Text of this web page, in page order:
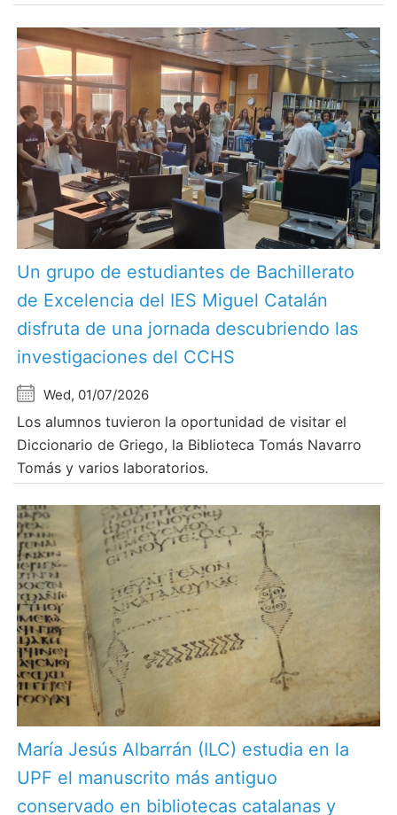
Un grupo de estudiantes de Bachillerato
de Excelencia del IES Miguel Catalán
disfruta de una jornada descubriendo las
investigaciones del CCHS
Wed, 01/07/2026
Los alumnos tuvieron la oportunidad de visitar el
Diccionario de Griego, la Biblioteca Tomás Navarro
Tomás y varios laboratorios.
María Jesús Albarrán (ILC) estudia en la
UPF el manuscrito más antiguo
conservado en bibliotecas catalanas y